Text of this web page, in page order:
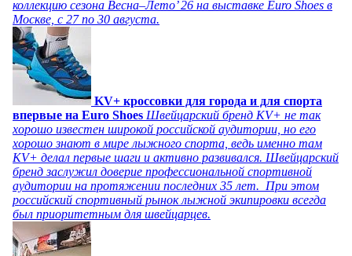
коллекцию сезона Весна–Лето’ 26 на выставке Euro Shoes в
Москве, с 27 по 30 августа.
KV+ кроссовки для города и для спорта
впервые на Euro Shoes Швейцарский бренд KV+ не так
хорошо известен широкой российской аудитории, но его
хорошо знают в мире лыжного спорта, ведь именно там
KV+ делал первые шаги и активно развивался. Швейцарский
бренд заслужил доверие профессиональной спортивной
аудитории на протяжении последних 35 лет. При этом
российский спортивный рынок лыжной экипировки всегда
был приоритетным для швейцарцев.